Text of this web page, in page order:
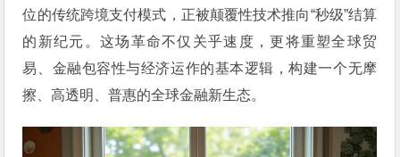
位的传统跨境支付模式，正被颠覆性技术推向“秒级”结算
的新纪元。这场革命不仅关乎速度，更将重塑全球贸
易、金融包容性与经济运作的基本逻辑，构建一个无摩
擦、高透明、普惠的全球金融新生态。